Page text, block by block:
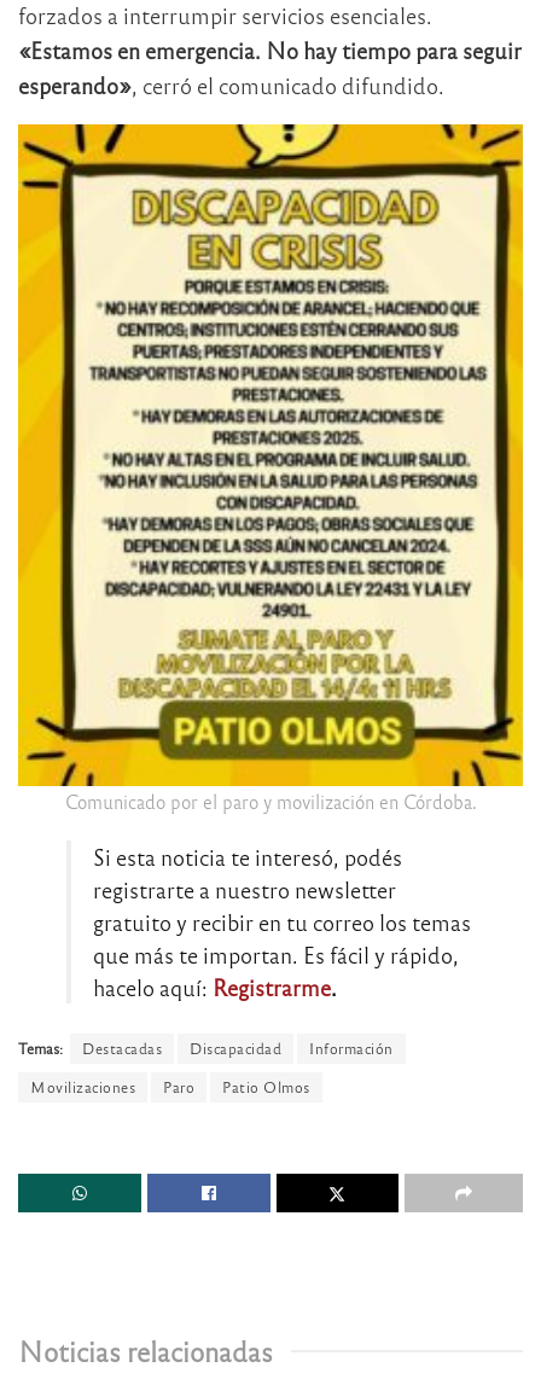
forzados a interrumpir servicios esenciales.
«Estamos en emergencia. No hay tiempo para seguir
esperando», cerró el comunicado difundido.
Comunicado por el paro y movilización en Córdoba.
Si esta noticia te interesó, podés
registrarte a nuestro newsletter
gratuito y recibir en tu correo los temas
que más te importan. Es fácil y rápido,
hacelo aquí: Registrarme.
Temas: Destacadas Discapacidad
Información
Movilizaciones
Paro Patio Olmos
Noticias relacionadas